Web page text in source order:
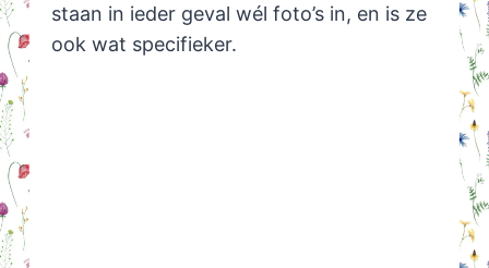
staan in ieder geval wél foto’s in, en is ze
ook wat specifieker.